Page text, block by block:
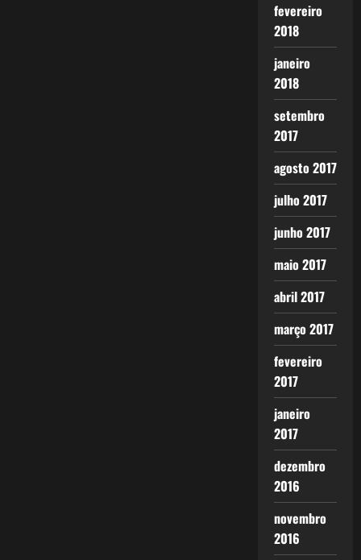
fevereiro
2018
janeiro
2018
setembro
2017
agosto 2017
julho 2017
junho 2017
maio 2017
abril 2017
março 2017
fevereiro
2017
janeiro
2017
dezembro
2016
novembro
2016